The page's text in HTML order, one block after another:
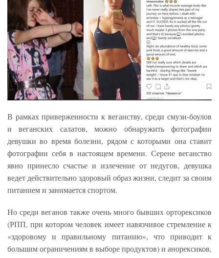
В рамках приверженности к веганству, среди смузи-боулов
и веганских салатов, можно обнаружить фотографии
девушки во время болезни, рядом с которыми она ставит
фотографии себя в настоящем времени. Серене веганство
явно принесло счастье и излечение от недугов, девушка
ведет действительно здоровый образ жизни, следит за своим
питанием и занимается спортом.
Но среди веганов также очень много бывших орторексиков
(РПП, при котором человек имеет навязчивое стремление к
«здоровому и правильному питанию», что приводит к
большим ограничениям в выборе продуктов) и анорексиков,